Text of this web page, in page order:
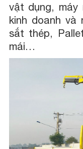
vật dụng,
kinh doanh và
sắt thép,
mái…